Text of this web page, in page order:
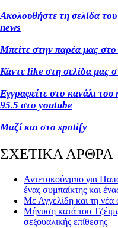
Ακολουθήστε τη σελίδα
news
Μπείτε στην παρέα μας
Κάντε like στη σελίδα μας
Εγγραφείτε στο κανάλι
95.5 στο youtube
Μαζί και στο spotify
ΣΧΕΤΙΚΑ ΑΡΘΡΑ
Αντετοκούνμπο για
ένας συμπαίκτης και
Με Αγγελίδη και τη
Μήνυση κατά του
σεξουαλικής επίθεσης